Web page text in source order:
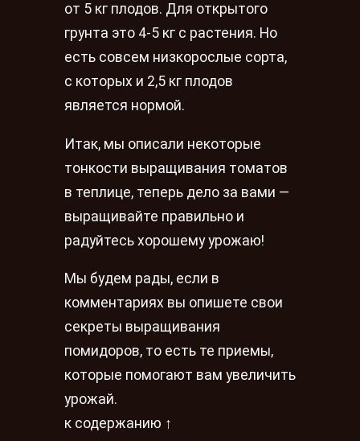
от 5 кг плодов. Для открытого
грунта это 4-5 кг с растения. Но
есть совсем низкорослые сорта,
с которых и 2,5 кг плодов
является нормой.
Итак, мы описали некоторые
тонкости выращивания томатов
в теплице, теперь дело за вами —
выращивайте правильно и
радуйтесь хорошему урожаю!
Мы будем рады, если в
комментариях вы опишете свои
секреты выращивания
помидоров, то есть те приемы,
которые помогают вам увеличить
урожай.
к содержанию ↑